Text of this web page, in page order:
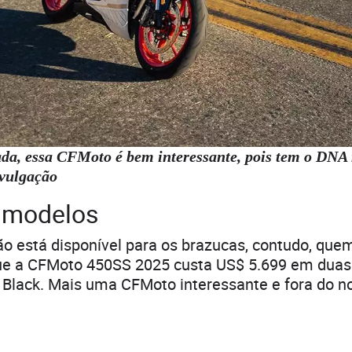
essa CFMoto é bem interessante, pois tem o
está disponível para os brazucas, contudo,
a CFMoto 450SS 2025 custa US$ 5.699 em
Mais uma CFMoto interessante e fora do